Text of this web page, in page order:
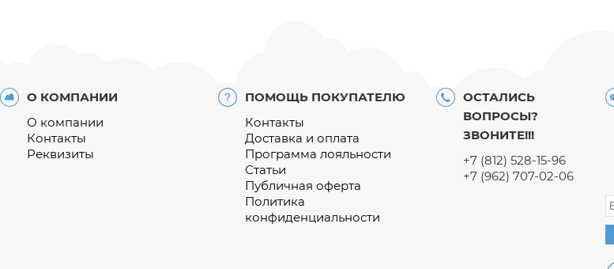
О КОМПАНИИ
О компании
Контакты
Реквизиты
ПОМОЩЬ ПОКУПАТЕЛЮ
Контакты
Доставка и оплата
Программа лояльности
Статьи
Публичная оферта
Политика
конфиденциальности
ОСТАЛИСЬ
ВОПРОСЫ?
ЗВОНИТЕ!!!
+7 (812) 528-15-96
+7 (962) 707-02-06